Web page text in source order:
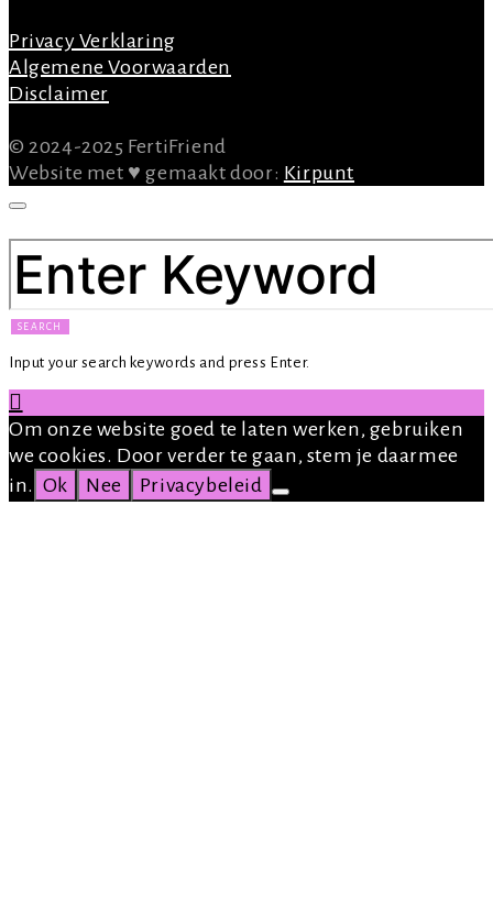
Privacy Verklaring
Algemene Voorwaarden
Disclaimer
© 2024-2025 FertiFriend
Website met ♥ gemaakt door: Kirpunt
SEARCH
Input your search keywords and press Enter.
Om onze website goed te laten werken, gebruiken
we cookies. Door verder te gaan, stem je daarmee
in. Ok Nee Privacybeleid